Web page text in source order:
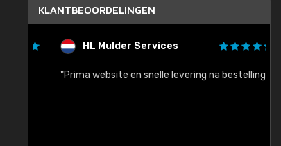
KLANTBEOORDELINGEN
HL Mulder Services
"Prima website en snelle levering na bestelling"